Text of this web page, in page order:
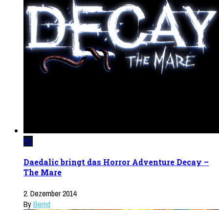
PC
Daedalic bringt das Horror Adventure Decay –
The Mare
2. Dezember 2014
ByBernd